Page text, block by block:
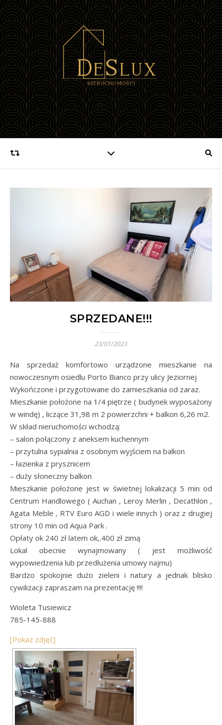
SPRZEDANE!!!
23/01/2023
Na sprzedaż komfortowo urządzone mieszkanie na
nowoczesnym osiedlu Porto Bianco przy ulicy Jeziornej
Wykończone i przygotowane do zamieszkania od zaraz.
Mieszkanie położone na 1/4 piętrze ( budynek wyposażony
w windę) , liczące 31,98 m 2 powierzchni + balkon 6,26 m2.
W skład nieruchomości wchodzą:
– salon połączony z aneksem kuchennym
– przytulna sypialnia z osobnym wyjściem na balkon
– łazienka z prysznicem
– duży słoneczny balkon
Mieszkanie położone jest w świetnej lokalizacji 5 min od
Centrum Handlowego ( Auchan , Leroy Merlin , Decathlon ,
Agata Meble , RTV Euro AGD i wiele innych ) oraz z drugiej
strony 10 min od Aqua Park .
Opłaty ok 240 zł latem ok,.400 zł zimą
Lokal obecnie wynajmowany ( jest możliwość
wypowiedzenia lub przedłużenia umowy najmu)
Bardzo spokojnie dużo zieleni i natury a jednak blisko
cywilizacji zapraszam na prezentację !!!!
Wioleta Tusiewicz
785-145-888
[Pokaz zdjęć]